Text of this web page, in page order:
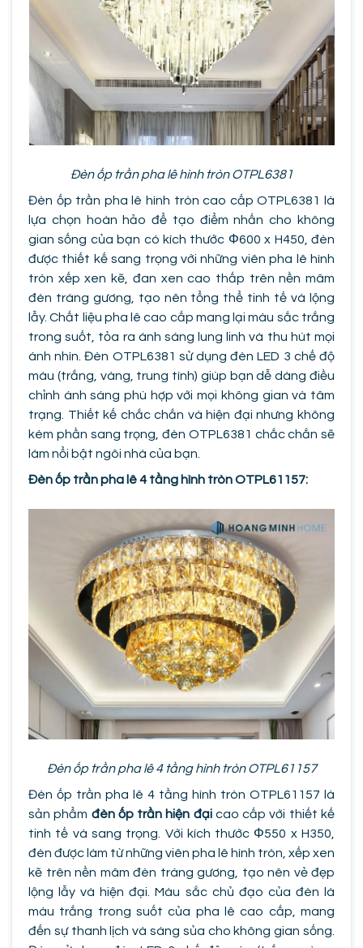
Đèn ốp trần pha lê hình tròn OTPL6381
Đèn ốp trần pha lê hình tròn cao cấp OTPL6381 là
lựa chọn hoàn hảo để tạo điểm nhấn cho không
gian sống của bạn có kích thước Φ600 x H450, đèn
được thiết kế sang trọng với những viên pha lê hình
tròn xếp xen kẽ, đan xen cao thấp trên nền mâm
đèn tráng gương, tạo nên tổng thể tinh tế và lộng
lẫy. Chất liệu pha lê cao cấp mang lại màu sắc trắng
trong suốt, tỏa ra ánh sáng lung linh và thu hút mọi
ánh nhìn. Đèn OTPL6381 sử dụng đèn LED 3 chế độ
màu (trắng, vàng, trung tính) giúp bạn dễ dàng điều
chỉnh ánh sáng phù hợp với mọi không gian và tâm
trạng. Thiết kế chắc chắn và hiện đại nhưng không
kém phần sang trọng, đèn OTPL6381 chắc chắn sẽ
làm nổi bật ngôi nhà của bạn.
Đèn ốp trần pha lê 4 tầng hình tròn OTPL61157:
Đèn ốp trần pha lê 4 tầng hình tròn OTPL61157
Đèn ốp trần pha lê 4 tầng hình tròn OTPL61157 là
sản phẩm đèn ốp trần hiện đạicao cấp với thiết kế
tinh tế và sang trọng. Với kích thước Φ550 x H350,
đèn được làm từ những viên pha lê hình tròn, xếp xen
kẽ trên nền mâm đèn tráng gương, tạo nên vẻ đẹp
lộng lẫy và hiện đại. Màu sắc chủ đạo của đèn là
màu trắng trong suốt của pha lê cao cấp, mang
đến sự thanh lịch và sáng sủa cho không gian sống.